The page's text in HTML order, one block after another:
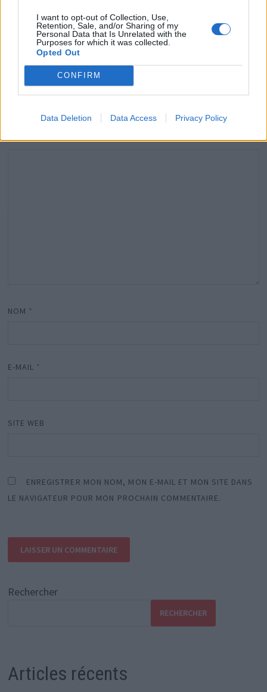
I want to opt-out of Collection, Use,
Retention, Sale, and/or Sharing of my
Personal Data that Is Unrelated with the
Purposes for which it was collected.
Opted Out
CONFIRM
Data Deletion Data Access Privacy Policy
Laisser un commentaire
Votre adresse e-mail ne sera pas publiée.Les champs
COMMENTAIRE*
NOM *
E-MAIL *
SITE WEB
ENREGISTRER MON NOM, MON E-MAIL ET MON SITE DANS
LE NAVIGATEUR POUR MON PROCHAIN COMMENTAIRE.
Rechercher
RECHERCHER
Articles récents